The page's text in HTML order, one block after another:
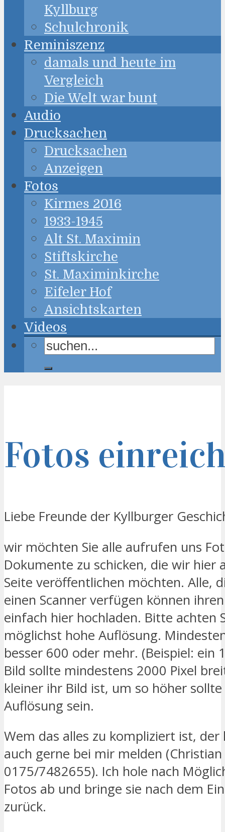
Kyllburg
Schulchronik
Reminiszenz
damals und heute im
Vergleich
Die Welt war bunt
Audio
Drucksachen
Drucksachen
Anzeigen
Fotos
Kirmes 2016
1933-1945
Alt St. Maximin
Stiftskirche
St. Maximinkirche
Eifeler Hof
Ansichtskarten
Videos
Fotos
Liebe Freunde der Kyllburger
wir möchten Sie alle aufrufen uns
Dokumente zu schicken, die wir hier
Seite veröffentlichen möchten. Alle,
einen Scanner verfügen können
einfach hier hochladen. Bitte achten
möglichst hohe Auflösung.
besser 600 oder mehr. (Beispiel: ein
Bild sollte mindestens 2000 Pixel
kleiner ihr Bild ist, um so höher sollte
Auflösung sein.
Wem das alles zu kompliziert ist, der
auch gerne bei mir melden
0175/7482655). Ich hole nach
Fotos ab und bringe sie nach dem
zurück.